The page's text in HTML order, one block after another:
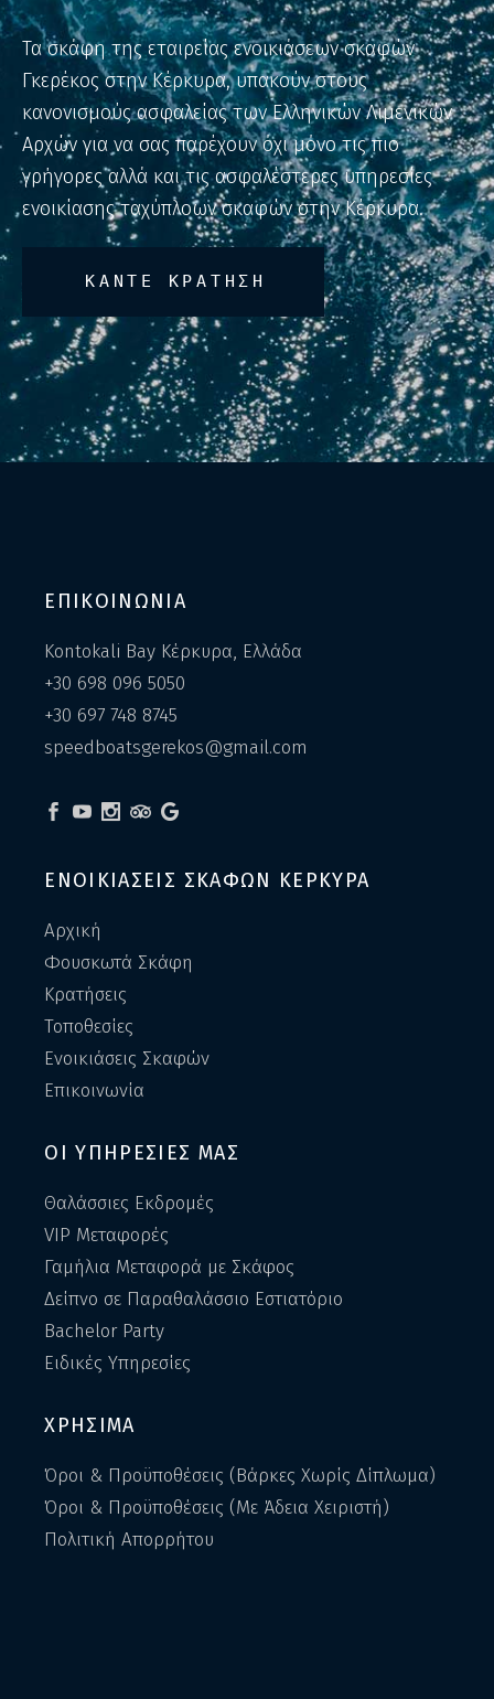
Τα σκάφη της εταιρείας ενοικιάσεων σκαφών
Γκερέκος στην Κέρκυρα, υπακούν στους
κανονισμούς ασφαλείας των Ελληνικών Λιμενικών
Αρχών για να σας παρέχουν όχι μόνο τις πιο
γρήγορες αλλά και τις ασφαλέστερες υπηρεσίες
ενοικίασης ταχύπλοων σκαφών στην Κέρκυρα.
ΚΑΝΤΕ ΚΡΑΤΗΣΗ
ΕΠΙΚΟΙΝΩΝΙΑ
Kontokali Bay Κέρκυρα, Ελλάδα
+30 698 096 5050
+30 697 748 8745
speedboatsgerekos@gmail.com
ΕΝΟΙΚΙΑΣΕΙΣ ΣΚΑΦΩΝ ΚΕΡΚΥΡΑ
Αρχική
Φουσκωτά Σκάφη
Κρατήσεις
Τοποθεσίες
Ενοικιάσεις Σκαφών
Επικοινωνία
ΟΙ ΥΠΗΡΕΣΙΕΣ ΜΑΣ
Θαλάσσιες Εκδρομές
VIP Μεταφορές
Γαμήλια Μεταφορά με Σκάφος
Δείπνο σε Παραθαλάσσιο Εστιατόριο
Bachelor Party
Ειδικές Υπηρεσίες
ΧΡΗΣΙΜΑ
Όροι & Προϋποθέσεις (Βάρκες Χωρίς Δίπλωμα)
Όροι & Προϋποθέσεις (Με Άδεια Χειριστή)
Πολιτική Απορρήτου